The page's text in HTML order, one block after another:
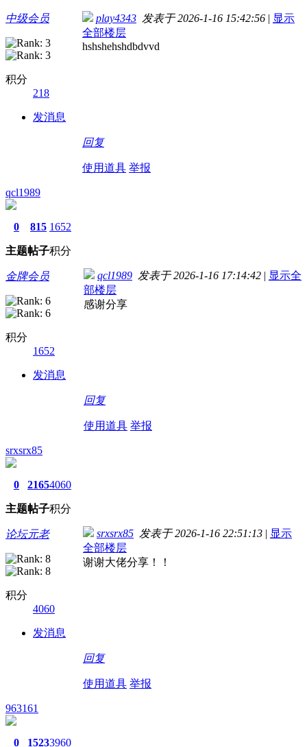
中级会员
积分
218
发消息
play4343 发表于 2026-1-16 15:42:56 | 显示
全部楼层
hshshehshdbdvvd
回复
使用道具 举报
qcl1989
0
主题
815
帖子
1652
积分
金牌会员
积分
1652
发消息
qcl1989 发表于 2026-1-16 17:14:42 | 显示全
部楼层
感谢分享
回复
使用道具 举报
srxsrx85
0
主题
2165
帖子
4060
积分
论坛元老
积分
4060
发消息
srxsrx85 发表于 2026-1-16 22:51:13 | 显示
全部楼层
谢谢大佬分享！！
回复
使用道具 举报
963161
0 15233960